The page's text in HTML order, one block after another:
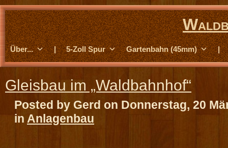
Über... | 5-Zoll Spur Gartenbahn (45mm) |
Gleisbau im „Waldbahnhof“
Posted by Gerd on Donnerstag, 20
in Anlagenbau